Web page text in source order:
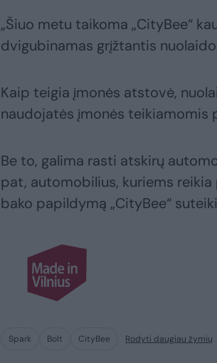
„Šiuo metu taikoma „CityBee“
dvigubinamas grįžtantis
Kaip teigia įmonės atstovė,
naudojatės įmonės teikiamomis
Be to, galima rasti atskirų
pat, automobilius, kuriems
bako papildymą „CityBee“
Spark Bolt CityBee Rodyti daugiau žymių